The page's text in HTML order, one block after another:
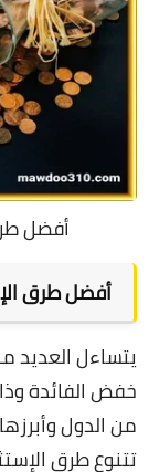
أفضل
أفضل طرق
يتساءل العديد
خفض الفائدة
من الدول
تتنوع طرق